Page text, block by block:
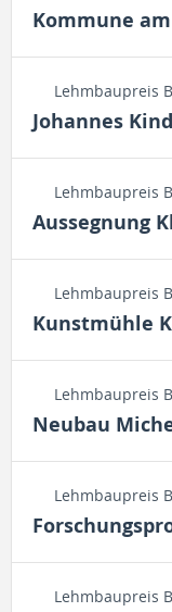
Kommune
Lehmbaupreis
Johannes
Lehmbaupreis
Aussegnung
Lehmbaupreis
Kunstmühle
Lehmbaupreis
Neubau
Lehmbaupreis
Lehmbaupreis